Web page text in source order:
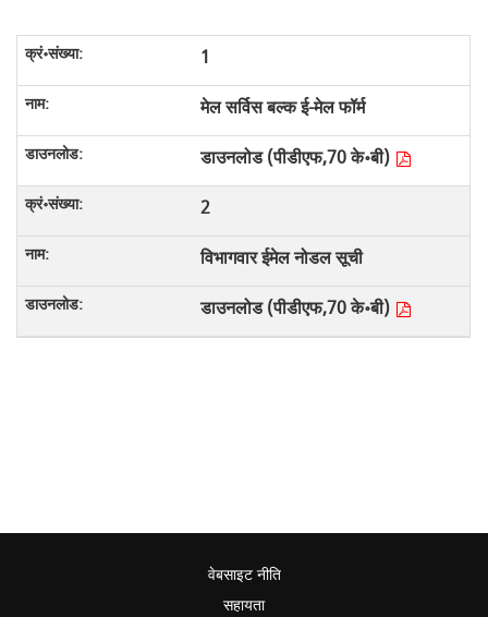
1
मेल सर्विस बल्क ई-मेल फॉर्म
डाउनलोड (पीडीएफ,70 के॰बी)
2
विभागवार ईमेल नोडल सूची
डाउनलोड (पीडीएफ,70 के॰बी)
वेबसाइट नीति
सहायता